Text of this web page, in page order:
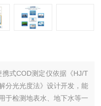
式COD测定仪依据《HJ/T
分光光度法》设计开发，能
于检测地表水、地下水等一